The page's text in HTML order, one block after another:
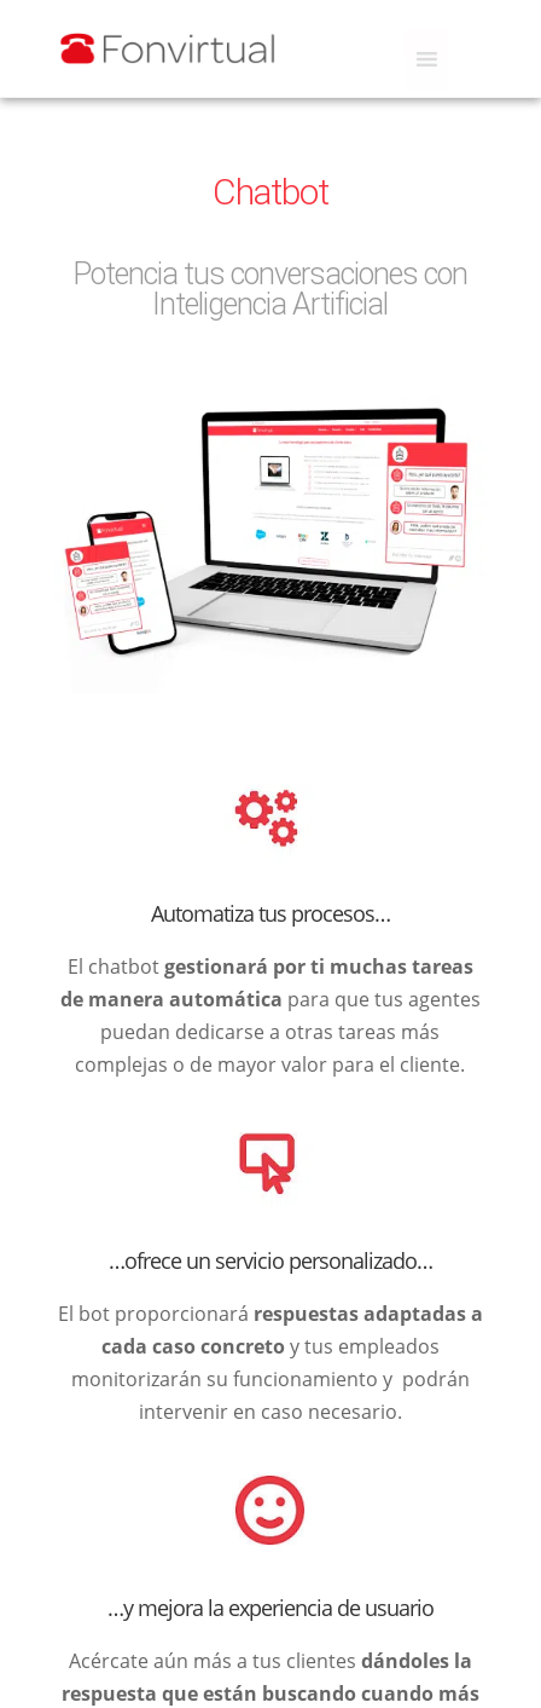
Chatbot
Potencia tus conversaciones con
Inteligencia Artificial
Automatiza tus procesos…
El chatbotgestionará por ti muchas tareas
de manera automática para que tus agentes
puedan dedicarse a otras tareas más
complejas o de mayor valor para el cliente.
…ofrece un servicio personalizado…
El bot proporcionará respuestas adaptadas a
cada caso concretoy tus empleados
monitorizarán su funcionamiento y podrán
intervenir en caso necesario.
…y mejora la experiencia de usuario
Acércate aún más a tus clientes dándoles la
respuesta que están buscando cuando más